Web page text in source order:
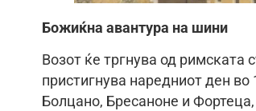
Божиќна авантура на шини
Возот ќе тргнува од
пристигнува наредниот ден во
Болцано, Бресаноне и